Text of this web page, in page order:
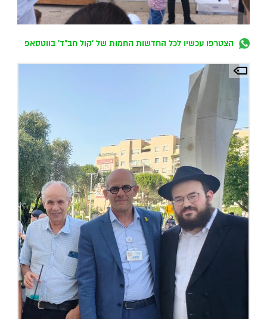
הצטרפו עכשיו לכל החדשות החמות של 'קול חב"ד' בווטסאפ